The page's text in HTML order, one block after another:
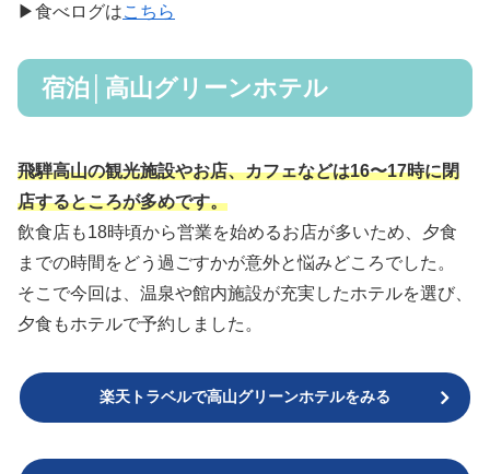
▶食べログはこちら
宿泊│高山グリーンホテル
飛騨高山の観光施設やお店、カフェなどは16〜17時に閉
店するところが多めです。
飲食店も18時頃から営業を始めるお店が多いため、夕食
までの時間をどう過ごすかが意外と悩みどころでした。
そこで今回は、温泉や館内施設が充実したホテルを選び、
夕食もホテルで予約しました。
楽天トラベルで高山グリーンホテルをみる